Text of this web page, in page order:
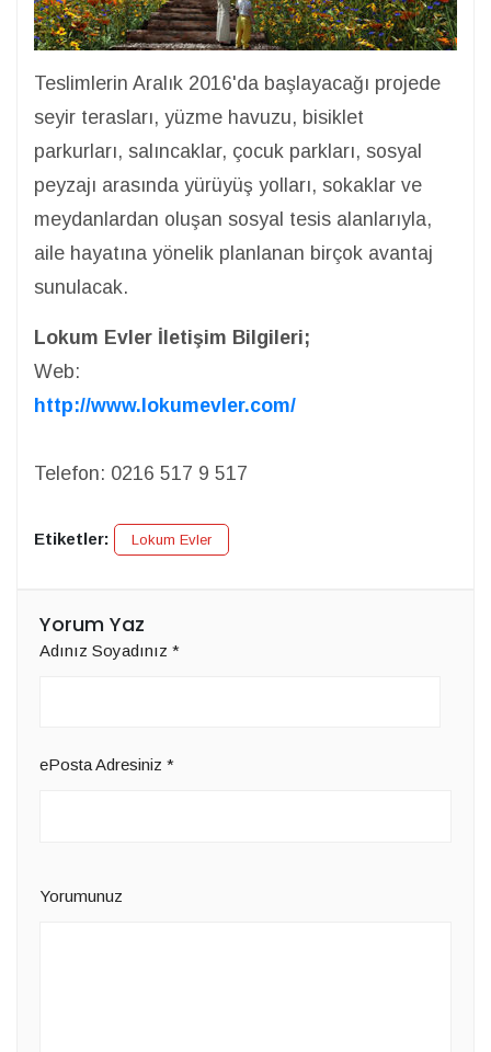
Teslimlerin Aralık 2016'da başlayacağı projede
seyir terasları, yüzme havuzu, bisiklet
parkurları, salıncaklar, çocuk parkları, sosyal
peyzajı arasında yürüyüş yolları, sokaklar ve
meydanlardan oluşan sosyal tesis alanlarıyla,
aile hayatına yönelik planlanan birçok avantaj
sunulacak.
Lokum Evler İletişim Bilgileri;
Web:
http://www.lokumevler.com/
Telefon: 0216 517 9 517
Etiketler: Lokum Evler
Yorum Yaz
Adınız Soyadınız *
ePosta Adresiniz *
Yorumunuz